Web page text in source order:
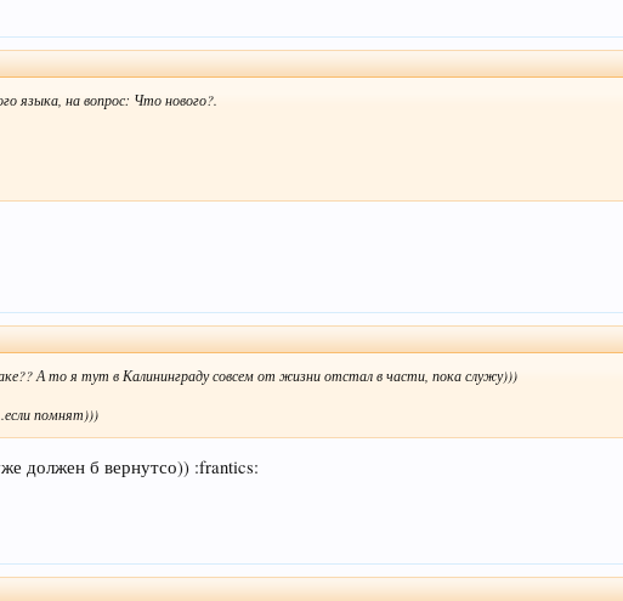
языка, на вопрос: Что нового?.
А то я тут в Калининграду совсем от жизни отстал в части, пока служу)))
помнят)))
должен б вернутсо)) :frantics: